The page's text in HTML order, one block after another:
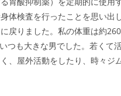
体検査を行ったことを思い
戻りました。私の体重は約
つも大きな男でした。若くて
、屋外活動をしたり、時々ジ